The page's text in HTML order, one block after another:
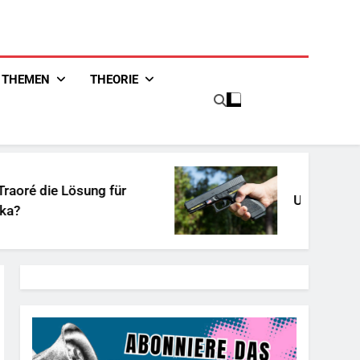
THEMEN THEORIE
Unschuldiges Österreich